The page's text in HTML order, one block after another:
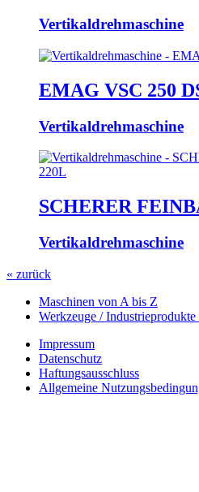
Vertikaldrehmaschine
EMAG VSC 250
Vertikaldrehmaschine
SCHERER
Vertikaldrehmaschine
« zurück
Maschinen von A bis Z
Werkzeuge /
Impressum
Datenschutz
Haftungsausschluss
Allgemeine